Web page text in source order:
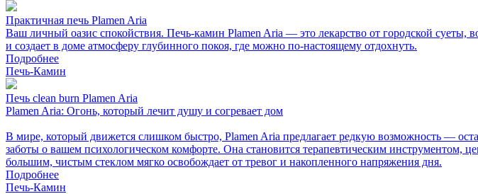
Практичная печь Plamen Aria
Ваш личный оазис спокойствия. Печь-камин Plamen Aria — это лекарство от городской
и создает в доме атмосферу глубинного покоя, где можно по-настоящему отдохнуть.
Подробнее
Печь-Камин
Печь clean burn Plamen Aria
Plamen Aria: Огонь, который лечит душу и согревает дом
В мире, который движется слишком быстро, Plamen Aria предлагает редкую возможность —
заботы о вашем психологическом комфорте. Она становится терапевтическим инструментом,
большим, чистым стеклом мягко освобождает от тревог и накопленного напряжения дня.
Подробнее
Печь-Камин